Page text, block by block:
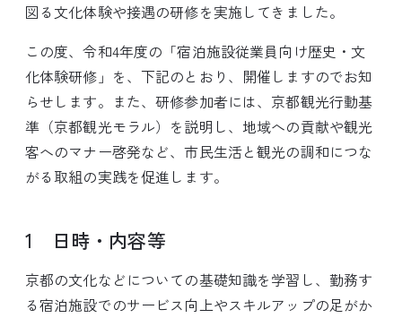
図る文化体験や接遇の研修を実施してきました。
この度、令和4年度の「宿泊施設従業員向け歴史・文
化体験研修」を、下記のとおり、開催しますのでお知
らせします。また、研修参加者には、京都観光行動基
準（京都観光モラル）を説明し、地域への貢献や観光
客へのマナー啓発など、市民生活と観光の調和につな
がる取組の実践を促進します。
1 日時・内容等
京都の文化などについての基礎知識を学習し、勤務す
る宿泊施設でのサービス向上やスキルアップの足がか